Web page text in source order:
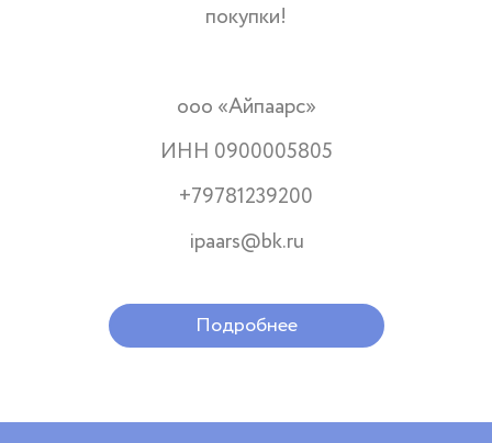
покупки!
ооо «Айпаарс»
ИНН 0900005805
+79781239200
ipaars@bk.ru
Подробнее